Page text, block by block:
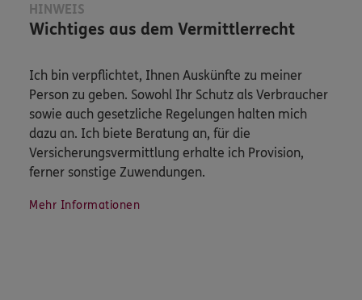
HINWEIS
Wichtiges aus dem Vermittlerrecht
Ich bin verpflichtet, Ihnen Auskünfte zu meiner
Person zu geben. Sowohl Ihr Schutz als Verbraucher
sowie auch gesetzliche Regelungen halten mich
dazu an. Ich biete Beratung an, für die
Versicherungsvermittlung erhalte ich Provision,
ferner sonstige Zuwendungen.
Mehr Informationen